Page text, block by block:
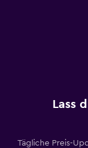
Lass
Tägliche Preis-